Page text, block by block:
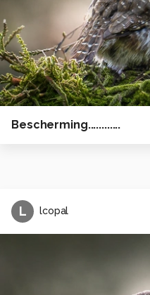
Bescherming............
L lcopal